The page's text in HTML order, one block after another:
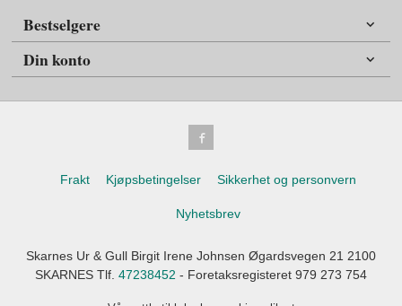
Bestselgere
Din konto
Frakt Kjøpsbetingelser Sikkerhet og personvern
Nyhetsbrev
Skarnes Ur & Gull Birgit Irene Johnsen Øgardsvegen 21 2100
SKARNES Tlf. 47238452 - Foretaksregisteret 979 273 754